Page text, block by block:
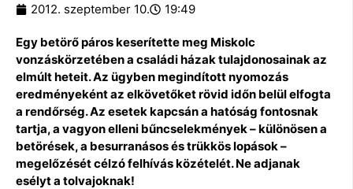
2012. szeptember 10. 19:49
Egy betörő páros keserítette meg Miskolc
vonzáskörzetében a családi házak tulajdonosainak az
elmúlt heteit. Az ügyben megindított nyomozás
eredményeként az elkövetőket rövid időn belül elfogta
a rendőrség. Az esetek kapcsán a hatóság fontosnak
tartja, a vagyon elleni bűncselekmények – különösen a
betörések, a besurranásos és trükkös lopások –
megelőzését célzó felhívás közételét. Ne adjanak
esélyt a tolvajoknak!